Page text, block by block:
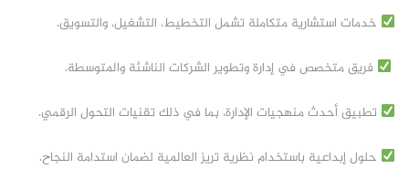
خدمات استشارية متكاملة تشمل التخطيط، التشغيل، والتسويق.
فريق متخصص في إدارة وتطوير الشركات الناشئة والمتوسطة.
تطبيق أحدث منهجيات الإدارة، بما في ذلك تقنيات التحول الرقمي.
حلول إبداعية باستخدام نظرية تريز العالمية لضمان استدامة النجاح.